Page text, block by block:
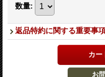
数量:
返品特約に関する重要事